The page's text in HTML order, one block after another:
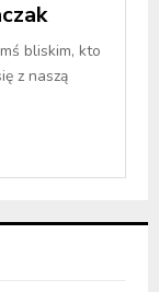
bliskim, kto
z naszą